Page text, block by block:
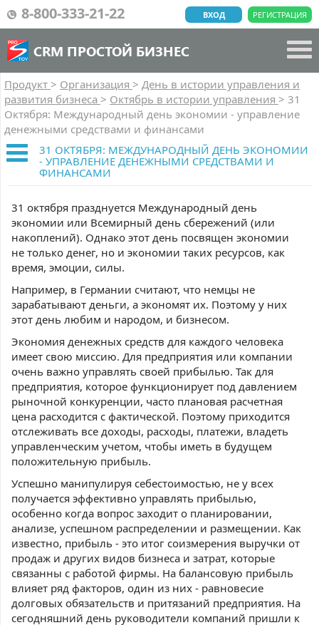
8-800-333-21-22 РЕГИСТРАЦИЯ
ВХОД
CRM ПРОСТОЙ БИЗНЕС
Продукт > Организация > День в истории управления и
развития бизнеса > Октябрь в истории управления > 31
Октября: Международный день экономии - управление
денежными средствами и финансами
31 ОКТЯБРЯ: МЕЖДУНАРОДНЫЙ ДЕНЬ ЭКОНОМИИ
- УПРАВЛЕНИЕ ДЕНЕЖНЫМИ СРЕДСТВАМИ И
ФИНАНСАМИ
31 октября празднуется Международный день
экономии или Всемирный день сбережений (или
накоплений). Однако этот день посвящен экономии
не только денег, но и экономии таких ресурсов, как
время, эмоции, силы.
Например, в Германии считают, что немцы не
зарабатывают деньги, а экономят их. Поэтому у них
этот день любим и народом, и бизнесом.
Экономия денежных средств для каждого человека
имеет свою миссию. Для предприятия или компании
очень важно управлять своей прибылью. Так для
предприятия, которое функционирует под давлением
рыночной конкуренции, часто плановая расчетная
цена расходится с фактической. Поэтому приходится
отслеживать все доходы, расходы, платежи, владеть
управленческим учетом, чтобы иметь в будущем
положительную прибыль.
Успешно манипулируя себестоимостью, не у всех
получается эффективно управлять прибылью,
особенно когда вопрос заходит о планировании,
анализе, успешном распределении и размещении. Как
известно, прибыль - это итог соизмерения выручки от
продаж и других видов бизнеса и затрат, которые
связанны с работой фирмы. На балансовую прибыль
влияет ряд факторов, один из них - равновесие
долговых обязательств и притязаний предприятия. На
сегодняшний день руководители компаний пришли к